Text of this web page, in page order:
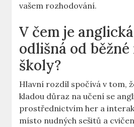
vašem rozhodování.
V čem je
odlišná od
školy?
Hlavní rozdíl spočívá v tom,
kladou důraz na učení se
prostřednictvím her a
místo nudných sešitů a